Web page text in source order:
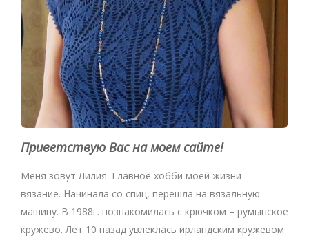
Приветствую Вас на моем сайте!
Меня зовут Лилия. Главное хобби моей жизни –
вязание. Начинала со спиц, перешла на вязальную
машину. В 1988г. познакомилась с крючком – румынское
кружево. Лет 10 назад увлеклась ирландским кружевом